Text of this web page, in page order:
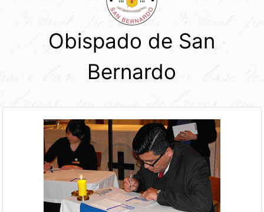
Obispado de San
Bernardo